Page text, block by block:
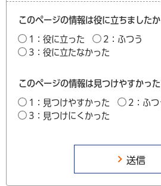
このページの情報は役に立ちましたか
1：役に立った
2：ふつう
3：役に立たなかった
このページの情報は見つけやすかっ
1：見つけやすかった
2：ふつ
3：見つけにくかった